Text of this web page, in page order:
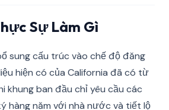
Sự Làm Gì
sung cấu trúc vào chế độ đăng
hiện có của California đã có từ
khung ban đầu chỉ yêu cầu các
hàng năm với nhà nước và tiết lộ